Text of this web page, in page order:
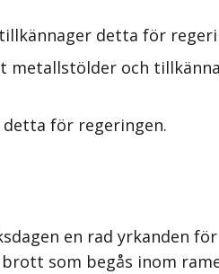
detta för
metallstölder och
för regeringen.
en rad yrkanden
som begås inom